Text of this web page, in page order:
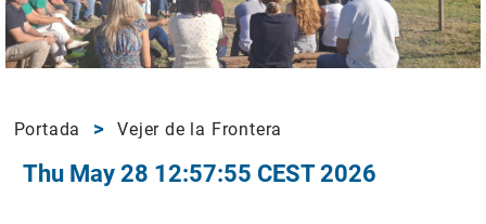
Portada Vejer de la Frontera
Thu May 28 12:57:55 CEST 2026